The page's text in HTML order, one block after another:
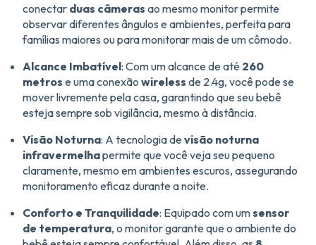
conectar duas câmeras ao mesmo monitor permite
observar diferentes ângulos e ambientes, perfeita para
famílias maiores ou para monitorar mais de um cômodo.
Alcance Imbatível: Com um alcance de até 260
metros e uma conexão wireless de 2.4g, você pode se
mover livremente pela casa, garantindo que seu bebê
esteja sempre sob vigilância, mesmo à distância.
Visão Noturna: A tecnologia de visão noturna
infravermelhapermite que você veja seu pequeno
claramente, mesmo em ambientes escuros, assegurando
monitoramento eficaz durante a noite.
Conforto e Tranquilidade: Equipado com umsensor
de temperatura, o monitor garante que o ambiente do